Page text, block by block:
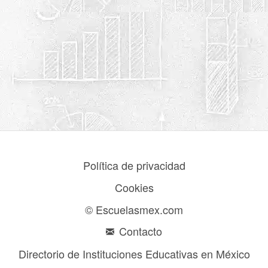
Política de privacidad
Cookies
© Escuelasmex.com
Contacto
Directorio de Instituciones Educativas en México